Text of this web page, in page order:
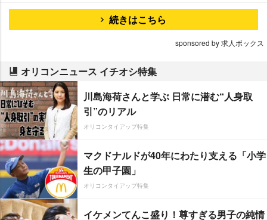
続きはこちら
sponsored by 求人ボックス
オリコンニュース イチオシ特集
川島海荷さんと学ぶ 日常に潜む“人身取
引”のリアル
オリコンタイアップ特集
マクドナルドが40年にわたり支える「小学
生の甲子園」
オリコンタイアップ特集
イケメンてんこ盛り！尊すぎる男子の純情